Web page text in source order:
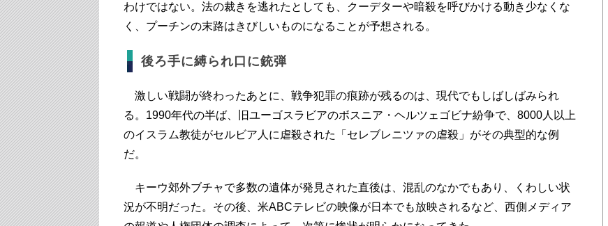
わけではない。法の裁きを逃れたとしても、クーデターや暗殺を呼びかける動き少なくな
く、プーチンの末路はきびしいものになることが予想される。
後ろ手に縛られ口に銃弾
激しい戦闘が終わったあとに、戦争犯罪の痕跡が残るのは、現代でもしばしばみられ
る。1990年代の半ば、旧ユーゴスラビアのボスニア・ヘルツェゴビナ紛争で、8000人以上
のイスラム教徒がセルビア人に虐殺された「セレブレニツァの虐殺」がその典型的な例
だ。
キーウ郊外ブチャで多数の遺体が発見された直後は、混乱のなかでもあり、くわしい状
況が不明だった。その後、米ABCテレビの映像が日本でも放映されるなど、西側メディア